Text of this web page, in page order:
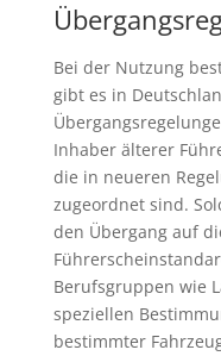
Bei der Nutzung
gibt es in
Inhaber älterer
die in neueren
zugeordnet sind.
den Übergang auf
Berufsgruppen wie
speziellen
bestimmter